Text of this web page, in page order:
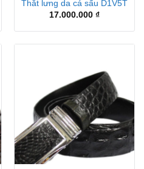
Thắt lưng da cá sấu D1V5T
17.000.000 ₫